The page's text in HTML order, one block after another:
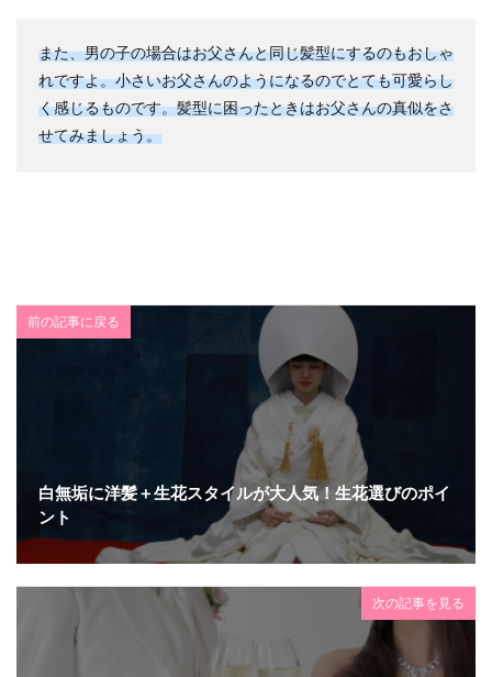
また、男の子の場合はお父さんと同じ髪型にするのもおしゃ
れですよ。小さいお父さんのようになるのでとても可愛らし
く感じるものです。髪型に困ったときはお父さんの真似をさ
せてみましょう。
前の記事に戻る
白無垢に洋髪＋生花スタイルが大人気！生花選びのポイ
ント
次の記事を見る